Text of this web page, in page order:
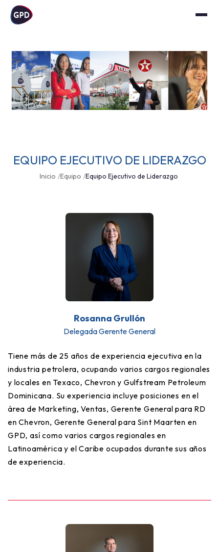
EQUIPO EJECUTIVO DE LIDERAZGO
Inicio Equipo Equipo Ejecutivo de Liderazgo
Rosanna Grullón
Delegada Gerente General
Tiene más de 25 años de experiencia ejecutiva en la
industria petrolera, ocupando varios cargos regionales
y locales en Texaco, Chevron y Gulfstream Petroleum
Dominicana. Su experiencia incluye posiciones en el
área de Marketing, Ventas, Gerente General para RD
en Chevron, Gerente General para Sint Maarten en
GPD, así como varios cargos regionales en
Latinoamérica y el Caribe ocupados durante sus años
de experiencia.